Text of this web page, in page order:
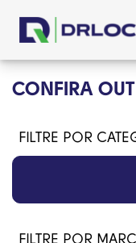
CONFIRA
FILTRE POR